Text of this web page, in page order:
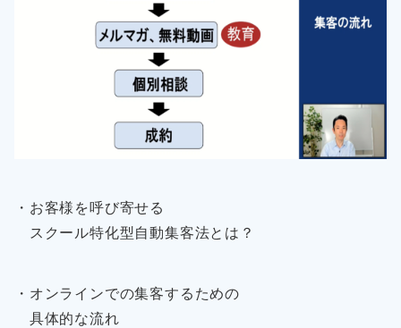
・お客様を呼び寄せる
スクール特化型自動集客法とは？
・オンラインでの集客するための
具体的な流れ